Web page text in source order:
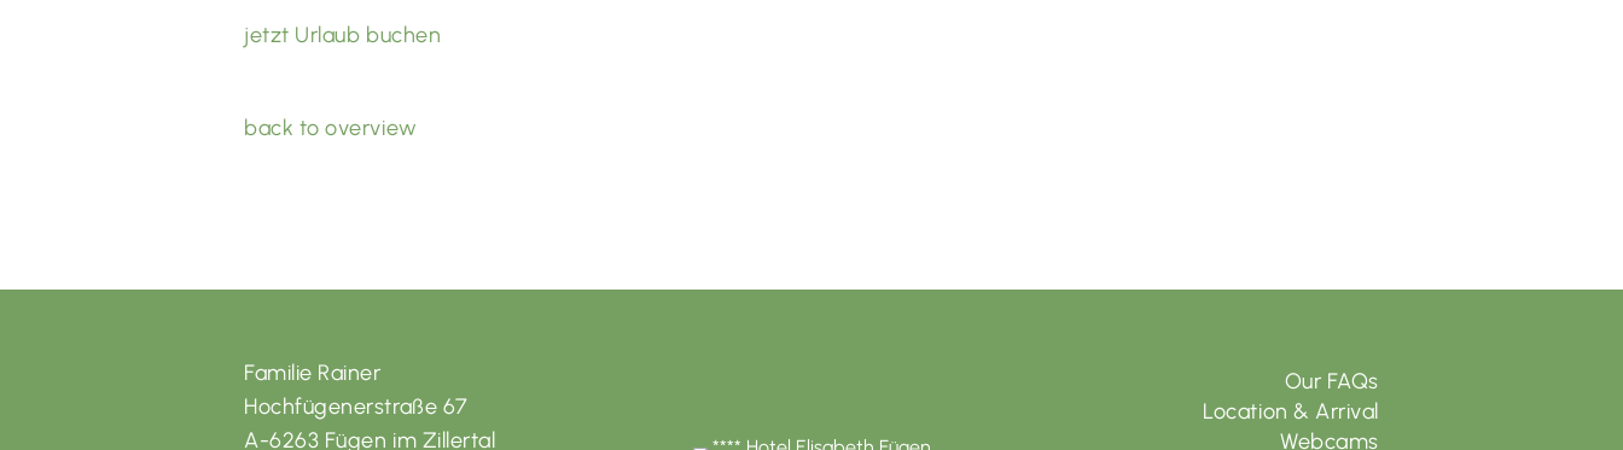
jetzt Urlaub buchen
back to overview
Familie Rainer
Hochfügenerstraße 67
A-6263 Fügen im Zillertal
Our FAQs
Location & Arrival
Webcams